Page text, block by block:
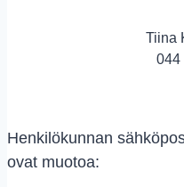
Tiina
044
Henkilökunnan
ovat muotoa: